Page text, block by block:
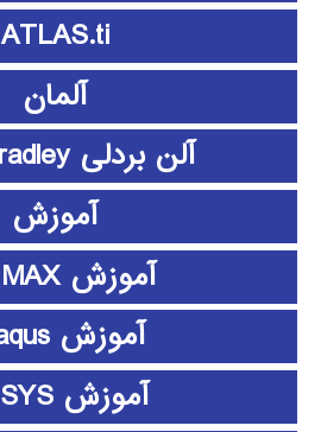
ATLAS.ti
آلمان
آلن بردلی Allen bradley
آموزش
آموزش 3D MAX
آموزش abaqus
آموزش ANSYS